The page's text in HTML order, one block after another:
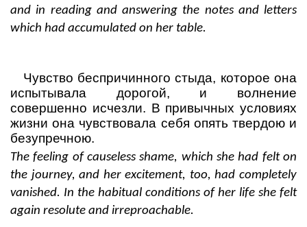
and in reading and answering the notes and letters
which had accumulated on her table.
Чувство беспричинного стыда, которое она
испытывала дорогой, и волнение
совершенно исчезли. В привычных условиях
жизни она чувствовала себя опять твердою и
безупречною.
The feeling of causeless shame, which she had felt on
the journey, and her excitement, too, had completely
vanished. In the habitual conditions of her life she felt
again resolute and irreproachable.